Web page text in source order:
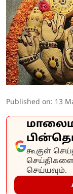
Published on: 13
கூகுள்
செய்திகளை
செய்யவும்.